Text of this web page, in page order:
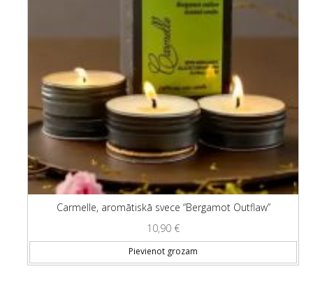
Carmelle, aromātiskā svece “Bergamot Outflaw”
10,90 €
Pievienot grozam